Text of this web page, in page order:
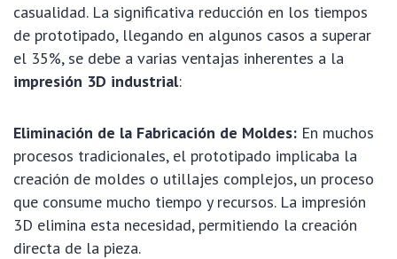
casualidad. La significativa reducción en los tiempos
de prototipado, llegando en algunos casos a superar
el 35%, se debe a varias ventajas inherentes a la
impresión 3D industrial:
Eliminación de la Fabricación de Moldes: En muchos
procesos tradicionales, el prototipado implicaba la
creación de moldes o utillajes complejos, un proceso
que consume mucho tiempo y recursos. La impresión
3D elimina esta necesidad, permitiendo la creación
directa de la pieza.